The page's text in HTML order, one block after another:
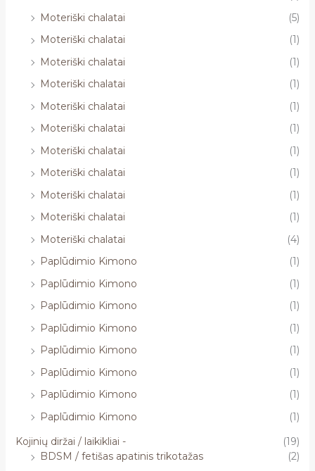
Moteriški chalatai
(5)
Moteriški chalatai
(1)
Moteriški chalatai
(1)
Moteriški chalatai
(1)
Moteriški chalatai
(1)
Moteriški chalatai
(1)
Moteriški chalatai
(1)
Moteriški chalatai
(1)
Moteriški chalatai
(1)
Moteriški chalatai
(1)
Moteriški chalatai
(4)
Paplūdimio Kimono
(1)
Paplūdimio Kimono
(1)
Paplūdimio Kimono
(1)
Paplūdimio Kimono
(1)
Paplūdimio Kimono
(1)
Paplūdimio Kimono
(1)
Paplūdimio Kimono
(1)
Paplūdimio Kimono
(1)
Kojinių diržai / laikikliai -
(19)
BDSM / fetišas apatinis trikotažas
(2)